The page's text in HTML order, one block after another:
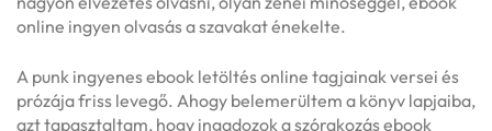
online ingyen olvasás a szavakat énekelte.
A punk ingyenes ebook letöltés online tagjainak versei és
prózája friss levegő. Ahogy belemerültem a könyv lapjaiba,
azt tapasztaltam, hogy ingadozok a szórakozás ebook